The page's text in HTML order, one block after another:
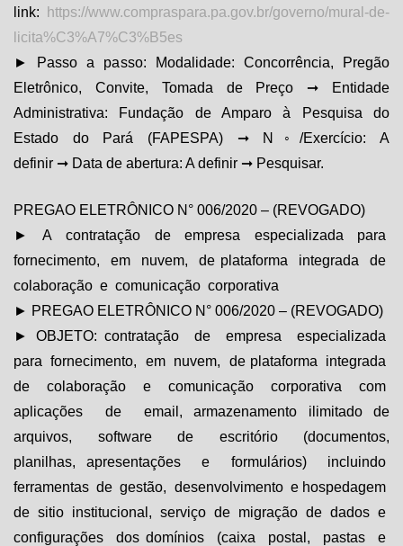
link:
https://www.compraspara.pa.gov.br/governo/mural-de-
licita%C3%A7%C3%B5es
► Passo a passo: Modalidade: Concorrência, Pregão
Eletrônico, Convite, Tomada de Preço ➞ Entidade
Administrativa: Fundação de Amparo à Pesquisa do
Estado do Pará (FAPESPA) ➞ N◦/Exercício: A
definir ➞ Data de abertura: A definir ➞ Pesquisar.
PREGAO ELETRÔNICO N° 006/2020 – (REVOGADO)
► A contratação de empresa especializada para
fornecimento, em nuvem, de plataforma integrada de
colaboração e comunicação corporativa
► PREGAO ELETRÔNICO N° 006/2020 – (REVOGADO)
► OBJETO: contratação de empresa especializada
para fornecimento, em nuvem, de plataforma integrada
de colaboração e comunicação corporativa com
aplicações de email, armazenamento ilimitado de
arquivos, software de escritório (documentos,
planilhas, apresentações e formulários) incluindo
ferramentas de gestão, desenvolvimento e hospedagem
de sitio institucional, serviço de migração de dados e
configurações dos domínios (caixa postal, pastas e